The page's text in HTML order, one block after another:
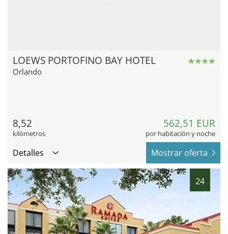
LOEWS PORTOFINO BAY HOTEL
Orlando
8,52
kilómetros
562,51 EUR
por habitación y noche
Detalles Mostrar oferta
24